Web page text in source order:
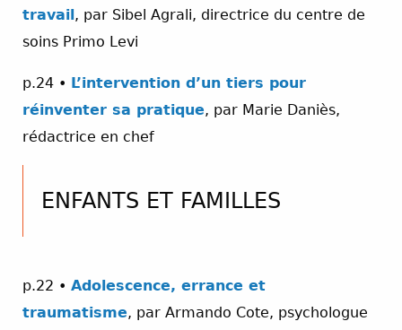
travail , par Sibel Agrali, directrice du centre de
soins Primo Levi
p.24 • L’intervention d’un tiers pour
réinventer sa pratique, par Marie Daniès,
rédactrice en chef
ENFANTS ET FAMILLES
p.22 • Adolescence, errance et
traumatisme, par Armando Cote, psychologue